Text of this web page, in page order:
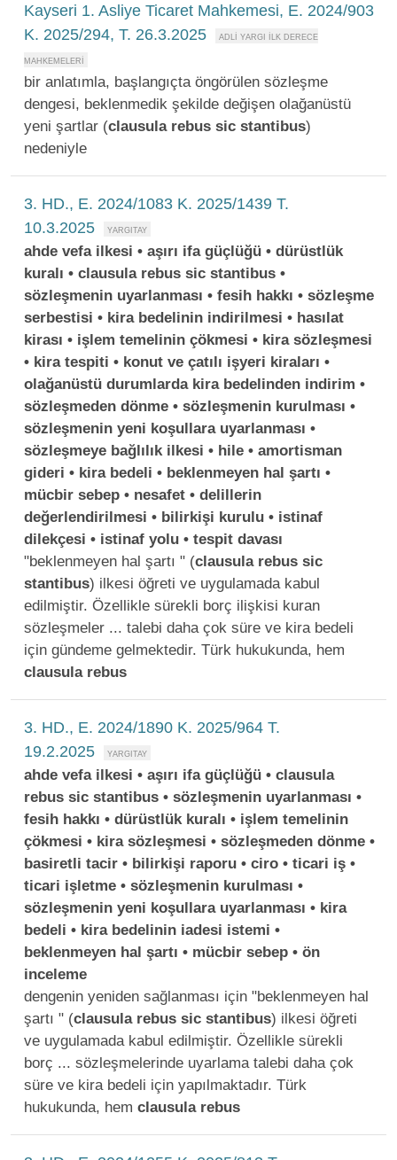
Kayseri 1. Asliye Ticaret Mahkemesi, E. 2024/903
K. 2025/294, T. 26.3.2025
bir anlatımla, başlangıçta öngörülen sözleşme
dengesi, beklenmedik şekilde değişen olağanüstü
yeni şartlar (clausula rebus sic stantibus)
nedeniyle
3. HD., E. 2024/1083 K. 2025/1439 T.
10.3.2025
ahde vefa ilkesi • aşırı ifa güçlüğü • dürüstlük
kuralı • clausula rebus sic stantibus •
sözleşmenin uyarlanması • fesih hakkı • sözleşme
serbestisi • kira bedelinin indirilmesi • hasılat
kirası • işlem temelinin çökmesi • kira sözleşmesi
• kira tespiti • konut ve çatılı işyeri kiraları •
olağanüstü durumlarda kira bedelinden indirim •
sözleşmeden dönme • sözleşmenin kurulması •
sözleşmenin yeni koşullara uyarlanması •
sözleşmeye bağlılık ilkesi • hile • amortisman
gideri • kira bedeli • beklenmeyen hal şartı •
mücbir sebep • nesafet • delillerin
değerlendirilmesi • bilirkişi kurulu • istinaf
dilekçesi • istinaf yolu • tespit davası
"beklenmeyen hal şartı " (clausula rebus sic
stantibus) ilkesi öğreti ve uygulamada kabul
edilmiştir. Özellikle sürekli borç ilişkisi kuran
sözleşmeler ... talebi daha çok süre ve kira bedeli
için gündeme gelmektedir. Türk hukukunda, hem
clausula rebus
3. HD., E. 2024/1890 K. 2025/964 T.
19.2.2025
ahde vefa ilkesi • aşırı ifa güçlüğü • clausula
rebus sic stantibus • sözleşmenin uyarlanması •
fesih hakkı • dürüstlük kuralı • işlem temelinin
çökmesi • kira sözleşmesi • sözleşmeden dönme •
basiretli tacir • bilirkişi raporu • ciro • ticari iş •
ticari işletme • sözleşmenin kurulması •
sözleşmenin yeni koşullara uyarlanması • kira
bedeli • kira bedelinin iadesi istemi •
beklenmeyen hal şartı • mücbir sebep • ön
inceleme
dengenin yeniden sağlanması için "beklenmeyen hal
şartı " (clausula rebus sic stantibus) ilkesi öğreti
ve uygulamada kabul edilmiştir. Özellikle sürekli
borç ... sözleşmelerinde uyarlama talebi daha çok
süre ve kira bedeli için yapılmaktadır. Türk
hukukunda, hem clausula rebus